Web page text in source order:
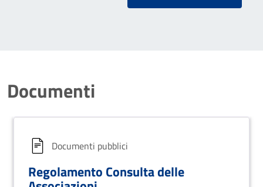
Documenti
Documenti pubblici
Regolamento Consulta delle